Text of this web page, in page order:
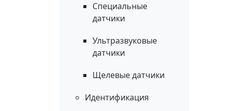
Специальные
датчики
Ультразвуковые
датчики
Щелевые датчики
Идентификация